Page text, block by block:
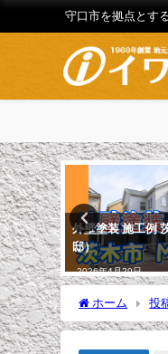
守口市を拠点とす
工実績紹介
（Ｙ様
外壁塗装 施工例
邸）
2026年4月29日
ホーム 投